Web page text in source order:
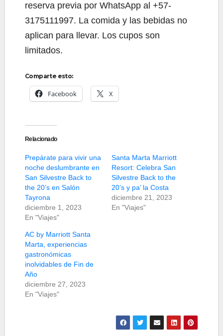
reserva previa por WhatsApp al +57-
3175111997. La comida y las bebidas no
aplican para llevar. Los cupos son
limitados.
Comparte esto:
Facebook X
Relacionado
Prepárate para vivir una
noche deslumbrante en
San Silvestre Back to
the 20’s en Salón
Tayrona
diciembre 1, 2023
En "Viajes"
Santa Marta Marriott
Resort: Celebra San
Silvestre Back to the
20’s y pa’ la Costa
diciembre 21, 2023
En "Viajes"
AC by Marriott Santa
Marta, experiencias
gastronómicas
inolvidables de Fin de
Año
diciembre 27, 2023
En "Viajes"